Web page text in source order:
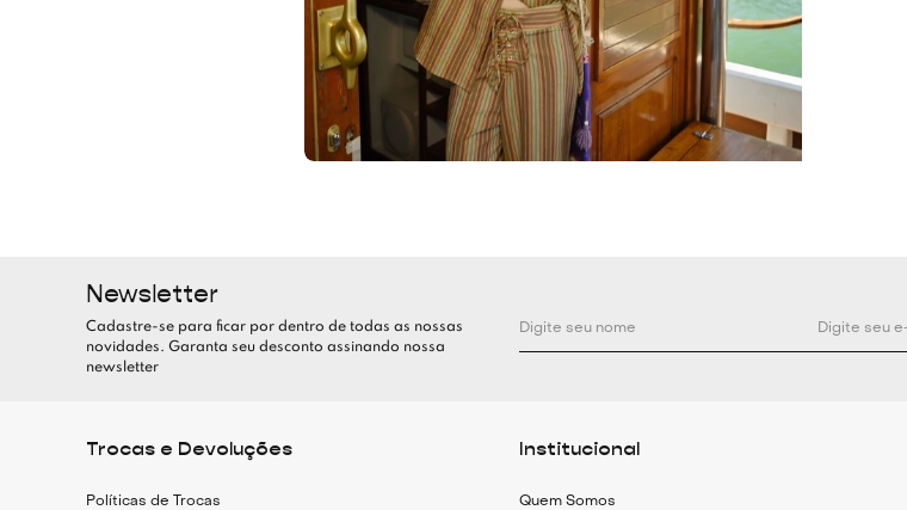
Newsletter
Cadastre-se para ficar por dentro de todas as nossas
novidades. Garanta seu desconto assinando nossa
newsletter
Trocas e Devoluções
Políticas de Trocas
Institucional
Quem Somos